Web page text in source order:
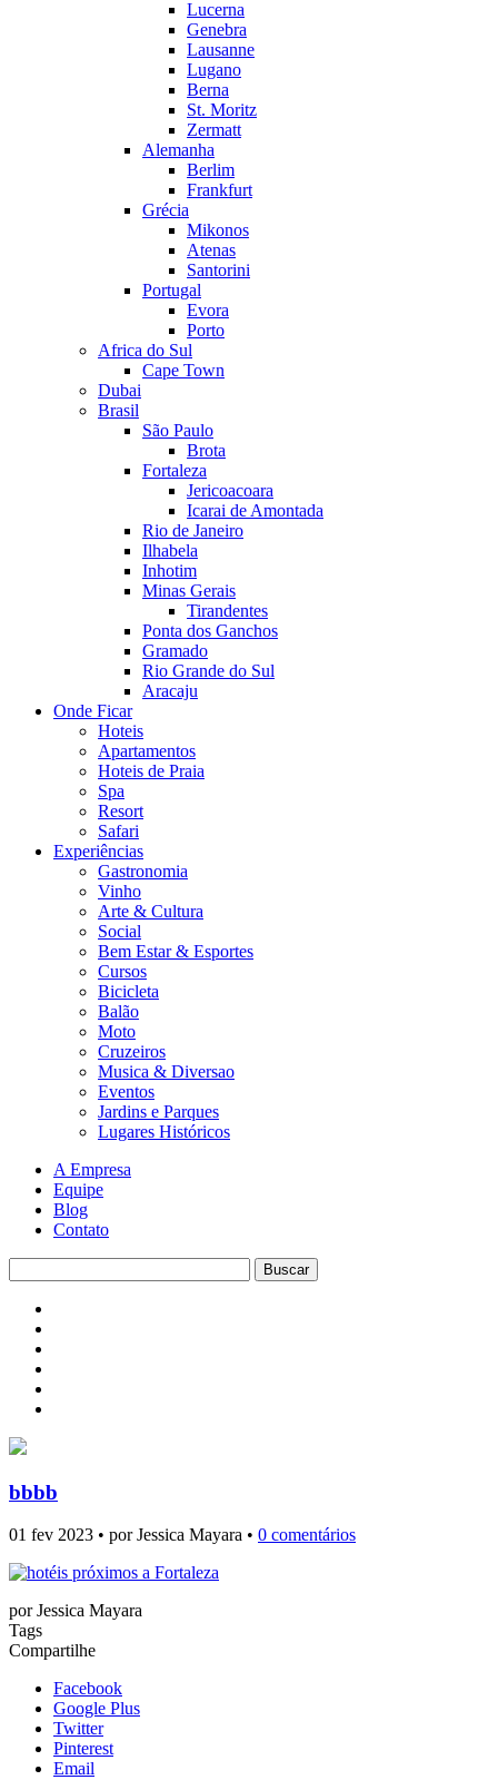
Lucerna
Genebra
Lausanne
Lugano
Berna
St. Moritz
Zermatt
Alemanha
Berlim
Frankfurt
Grécia
Mikonos
Atenas
Santorini
Portugal
Evora
Porto
Africa do Sul
Cape Town
Dubai
Brasil
São Paulo
Brota
Fortaleza
Jericoacoara
Icarai de Amontada
Rio de Janeiro
Ilhabela
Inhotim
Minas Gerais
Tirandentes
Ponta dos Ganchos
Gramado
Rio Grande do Sul
Aracaju
Onde Ficar
Hoteis
Apartamentos
Hoteis de Praia
Spa
Resort
Safari
Experiências
Gastronomia
Vinho
Arte & Cultura
Social
Bem Estar & Esportes
Cursos
Bicicleta
Balão
Moto
Cruzeiros
Musica & Diversao
Eventos
Jardins e Parques
Lugares Históricos
A Empresa
Equipe
Blog
Contato
bbbb
01 fev 2023 • por Jessica Mayara • 0 comentários
porJessica Mayara
Tags
Compartilhe
Facebook
Google Plus
Twitter
Pinterest
Email